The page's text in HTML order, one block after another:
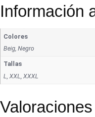
Información
Colores
Beig, Negro
Tallas
L, XXL, XXXL
Valoraciones